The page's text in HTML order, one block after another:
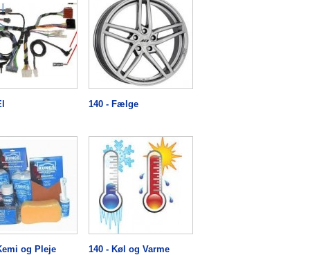
140 - Fælge
og Pleje 140 - Køl og Varme